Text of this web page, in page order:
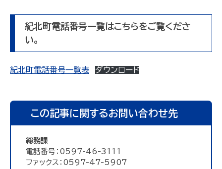
紀北町電話番号一覧はこちらをご覧くださ
い。
紀北町電話番号一覧表 ダウンロード
この記事に関するお問い合わせ先
総務課
電話番号：0597-46-3111
ファックス：0597-47-5907